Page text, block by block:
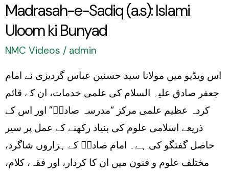
Madrasah-e-Sadiq (a.s): Islami
Uloom ki Bunyad
NMC Videos / admin
اس ویڈیو میں مولانا سید حسنین عباس گردیزی نے امام
جعفر صادق علیہ السلام کی علمی خدمات، ان کے قائم
کردہ عظیم علمی مرکز “مدرسہ صادقؑ” اور اس کے
ذریعے اسلامی علوم کی بنیاد رکھنے کے عمل پر سیر
حاصل گفتگو کی ہے۔ امام صادقؑ کے ہزاروں شاگرد،
مختلف علوم و فنون میں ان کا کردار، اور فقہ، کلام،